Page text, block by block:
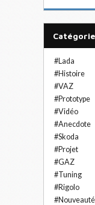
#Lada
#Histoire
#VAZ
#Prototype
#Vidéo
#Anecdote
#Skoda
#Projet
#GAZ
#Tuning
#Rigolo
#Nouveauté